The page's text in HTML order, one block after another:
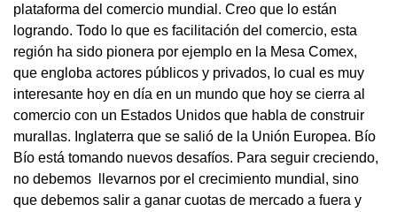
plataforma del comercio mundial. Creo que lo están
logrando. Todo lo que es facilitación del comercio, esta
región ha sido pionera por ejemplo en la Mesa Comex,
que engloba actores públicos y privados, lo cual es muy
interesante hoy en día en un mundo que hoy se cierra al
comercio con un Estados Unidos que habla de construir
murallas. Inglaterra que se salió de la Unión Europea. Bío
Bío está tomando nuevos desafíos. Para seguir creciendo,
no debemos llevarnos por el crecimiento mundial, sino
que debemos salir a ganar cuotas de mercado a fuera y